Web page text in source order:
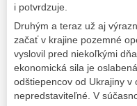
i potvrdzuje.
Druhým a teraz už aj
začať v krajine pozemné
vyslovil pred niekoľkými
ekonomická sila je
odštiepencov od Ukrajiny v
nepredstaviteľné. V